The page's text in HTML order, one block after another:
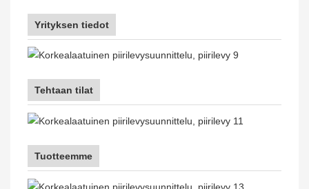
Yrityksen tiedot
Tehtaan tilat
Tuotteemme